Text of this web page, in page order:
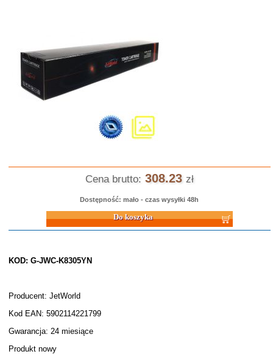
Cena brutto: 308.23 zł
Dostępność: mało - czas wysyłki 48h
Do koszyka
KOD: G-JWC-K8305YN
Producent: JetWorld
Kod EAN: 5902114221799
Gwarancja: 24 miesiące
Produkt nowy